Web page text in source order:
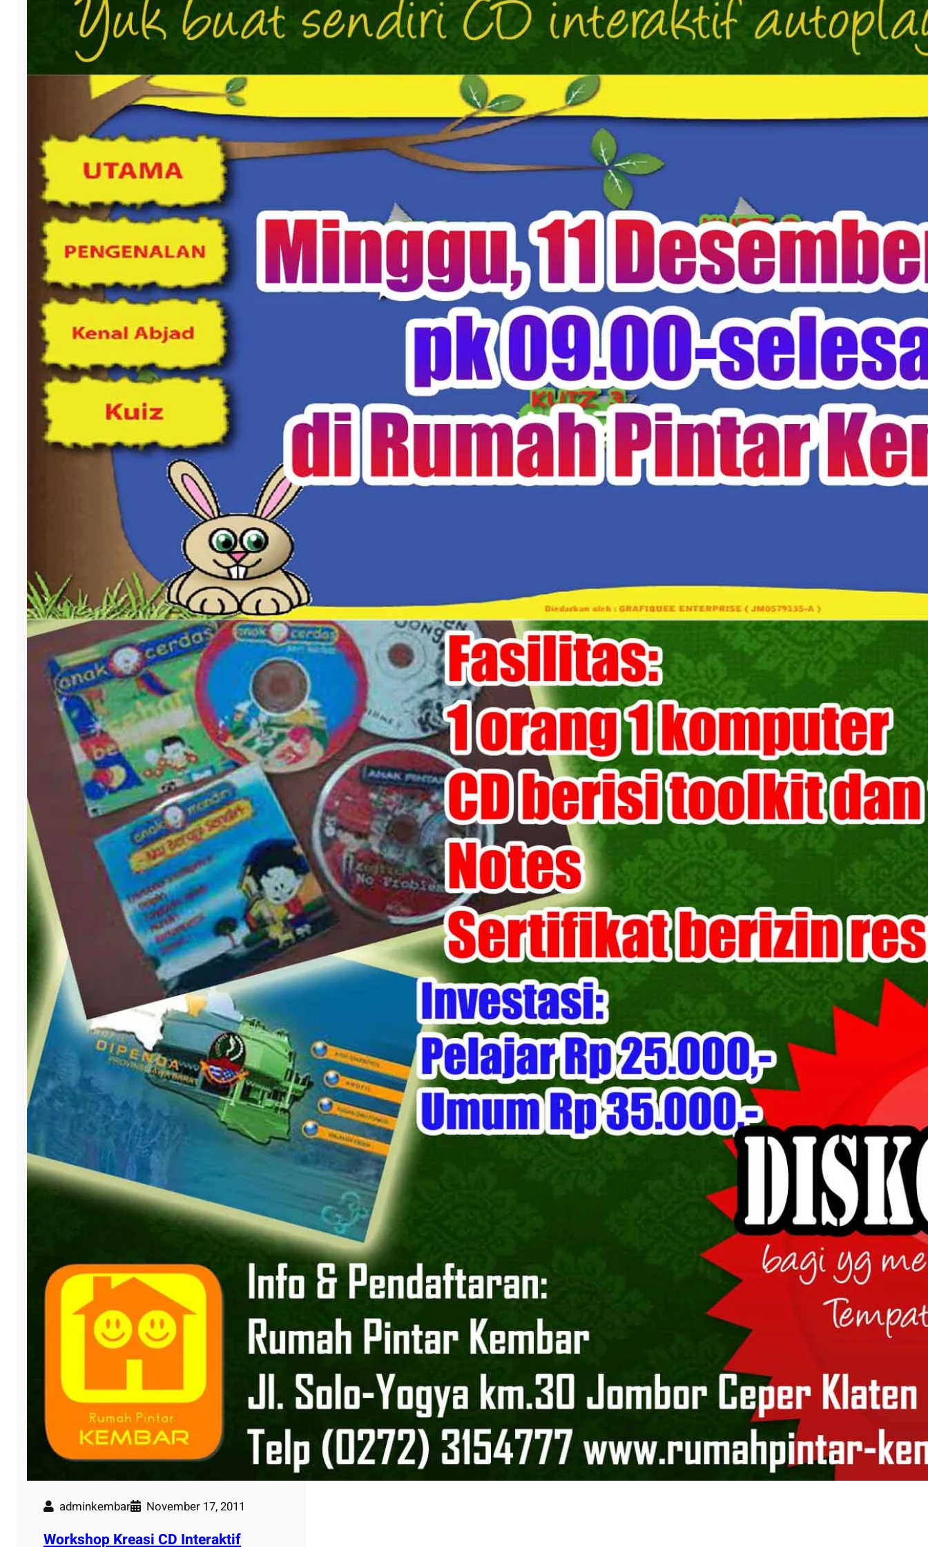
adminkembar November 17, 2011
Workshop Kreasi CD Interaktif
Fajar Cawas
🚀 Antusiasme Pengenalan
Dunia Coding Secara Seru &
Roudlotuzzahidin Kunden
🚀MI Muhammadiyah Juwiran
Categories
Acara
Alumni
Buku
Entrepreneur
Kerjasama
Promo
Review
RPL
Tutorial IT
Pusat: Jl. Solo-Yogya km.30 Jombor Ceper
Cabang: Jl. Ki Hajar Dewantara Macanan